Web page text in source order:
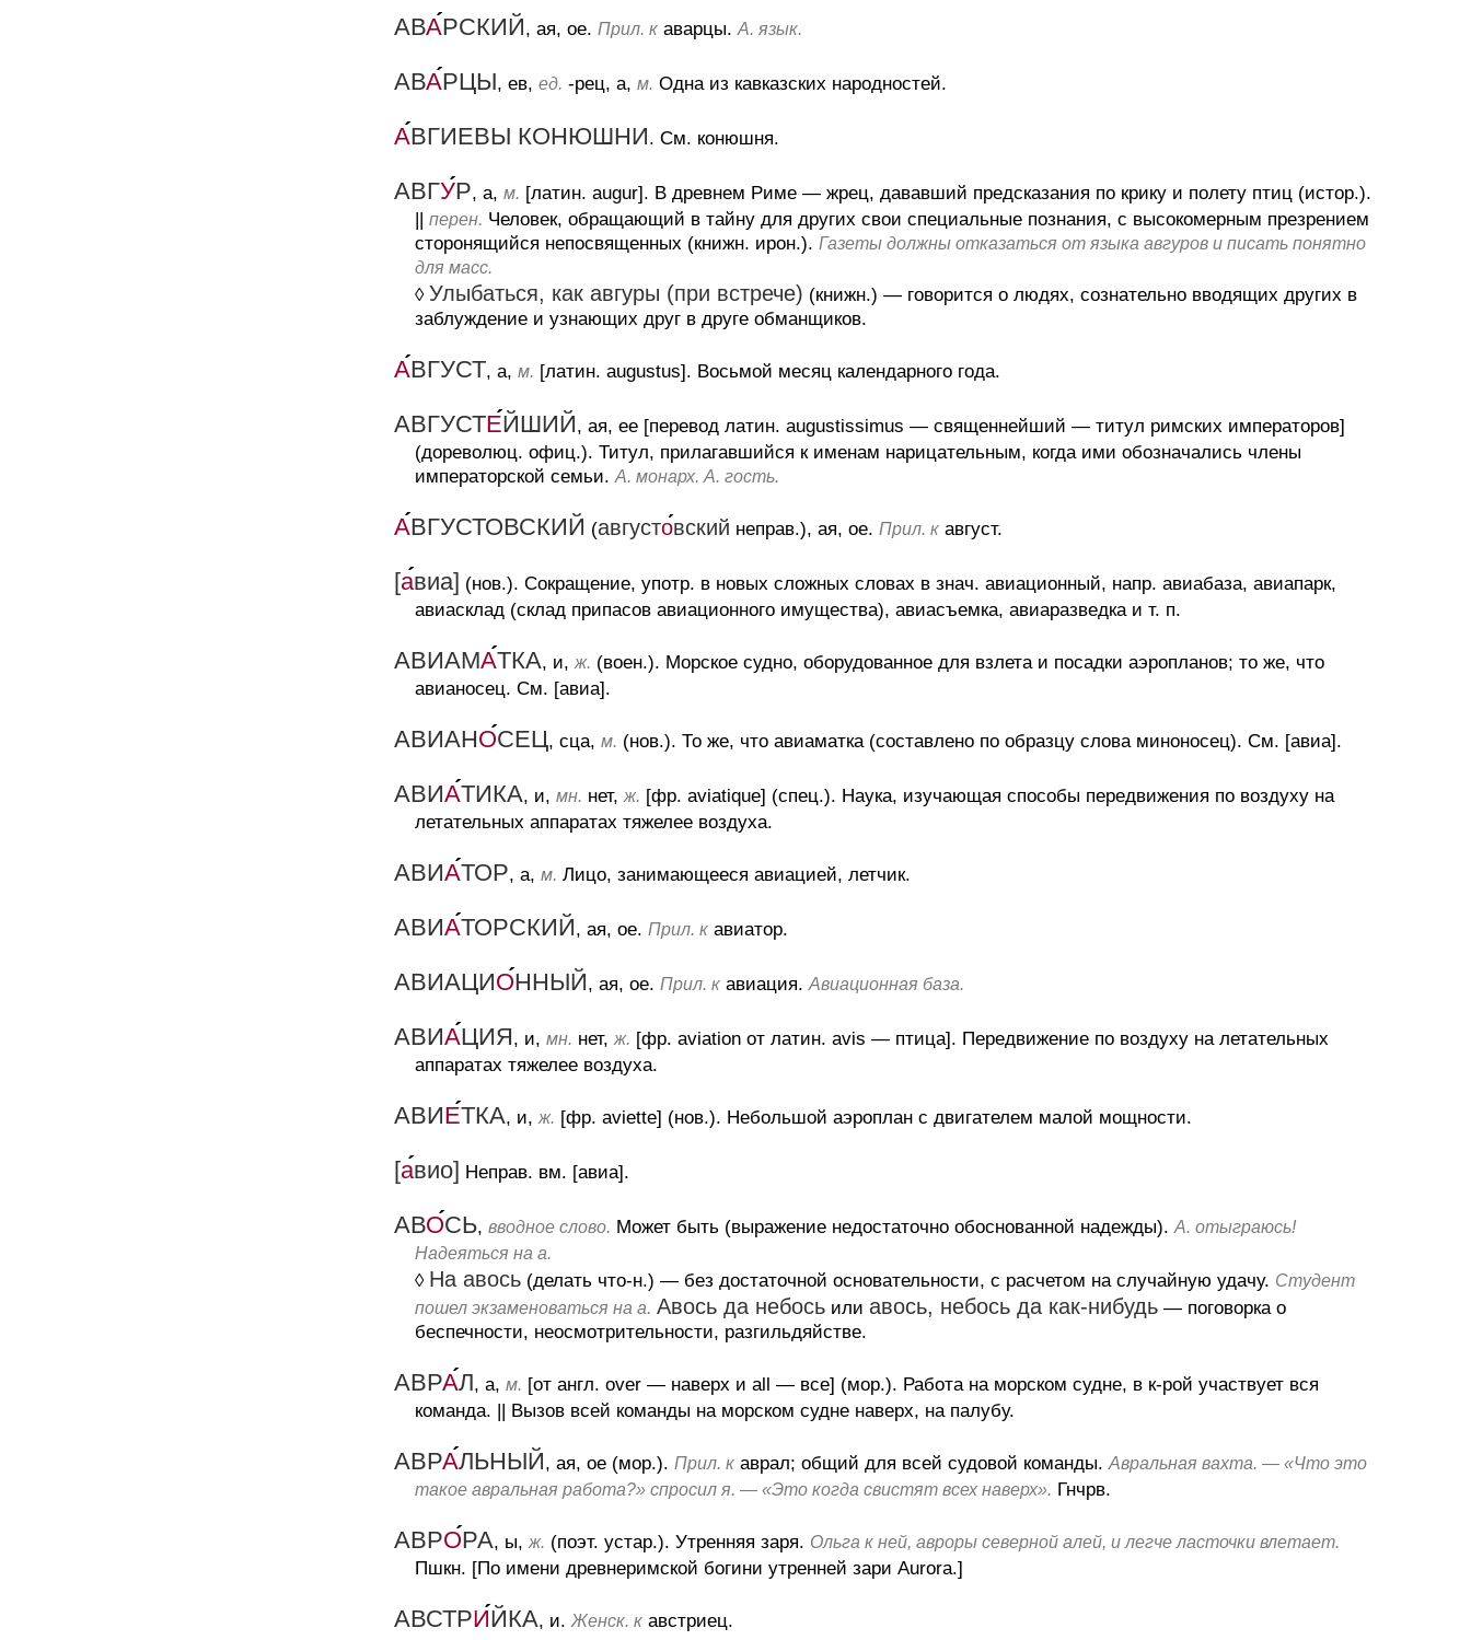
АВАРСКИЙ, ая, ое. Прил. к аварцы. А. язык.
АВАРЦЫ, ев, ед. -рец, а, м. Одна из кавказских народностей.
АВГИЕВЫ КОНЮШНИ. См. конюшня.
АВГУР, а, м. [латин. augur]. В древнем Риме — жрец, дававший предсказания по крику и полету птиц (истор.).
перен. Человек, обращающий в тайну для других свои специальные познания, с высокомерным презрением
сторонящийся непосвященных (книжн. ирон.). Газеты должны отказаться от языка авгуров и писать понятно
для масс.
◊ Улыбаться, как авгуры (при встрече) (книжн.) — говорится о людях, сознательно вводящих других в
заблуждение и узнающих друг в друге обманщиков.
АВГУСТ, а, м. [латин. augustus]. Восьмой месяц календарного года.
АВГУСТЕЙШИЙ, ая, ее [перевод латин. augustissimus — священнейший — титул римских императоров]
(дореволюц. офиц.). Титул, прилагавшийся к именам нарицательным, когда ими обозначались члены
императорской семьи. А. монарх. А. гость.
АВГУСТОВСКИЙ (августовский неправ.), ая, ое. Прил. к август.
[авиа] (нов.). Сокращение, употр. в новых сложных словах в знач. авиационный, напр. авиабаза, авиапарк,
авиасклад (склад припасов авиационного имущества), авиасъемка, авиаразведка и т. п.
АВИАМАТКА, и,ж. (воен.). Морское судно, оборудованное для взлета и посадки аэропланов; то же, что
авианосец. См. [авиа].
АВИАНОСЕЦ, сца, м. (нов.). То же, что авиаматка (составлено по образцу слова миноносец). См. [авиа].
АВИАТИКА, и, мн. нет,ж. [фр. aviatique] (спец.). Наука, изучающая способы передвижения по воздуху на
летательных аппаратах тяжелее воздуха.
АВИАТОР, а, м. Лицо, занимающееся авиацией, летчик.
АВИАТОРСКИЙ, ая, ое. Прил. к авиатор.
АВИАЦИОННЫЙ, ая, ое. Прил. к авиация. Авиационная база.
АВИАЦИЯ, и, мн. нет,ж. [фр. aviation от латин. avis — птица]. Передвижение по воздуху на летательных
аппаратах тяжелее воздуха.
АВИЕТКА, и,ж. [фр. aviette] (нов.). Небольшой аэроплан с двигателем малой мощности.
[авио] Неправ. вм. [авиа].
АВОСЬ, вводное слово. Может быть (выражение недостаточно обоснованной надежды). А. отыграюсь!
Надеяться на а.
◊ На авось (делать что-н.) — без достаточной основательности, с расчетом на случайную удачу. Студент
пошел экзаменоваться на а. Авось да небось или авось, небось да как-нибудь — поговорка о
беспечности, неосмотрительности, разгильдяйстве.
АВРАЛ, а, м. [от англ. over — наверх и all — все] (мор.). Работа на морском судне, в к-рой участвует вся
команда.
Вызов всей команды на морском судне наверх, на палубу.
АВРАЛЬНЫЙ, ая, ое (мор.). Прил. к аврал; общий для всей судовой команды. Авральная вахта. — «Что это
такое авральная работа?» спросил я. — «Это когда свистят всех наверх». Гнчрв.
АВРОРА, ы,ж. (поэт. устар.). Утренняя заря. Ольга к ней, авроры северной алей, и легче ласточки влетает.
Пшкн. [По имени древнеримской богини утренней зари Aurora.]
АВСТРИЙКА, и.Женск. к австриец.